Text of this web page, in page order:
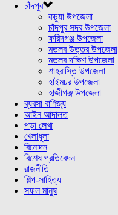
চাঁদপুর
কচুয়া উপজেলা
চাঁদপুর সদর উপজেলা
ফরিদগঞ্জ উপজেলা
মতলব উত্তর উপজেলা
মতলব দক্ষিণ উপজেলা
শাহরাস্তি উপজেলা
হাইমচর উপজেলা
হাজীগঞ্জ উপজেলা
ব্যবসা বাণিজ্য
আইন আদালত
পড়া লেখা
খেলাধুলা
বিনোদন
বিশেষ প্রতিবেদন
রাজনীতি
শিল্প-সাহিত্য
সফল মানুষ